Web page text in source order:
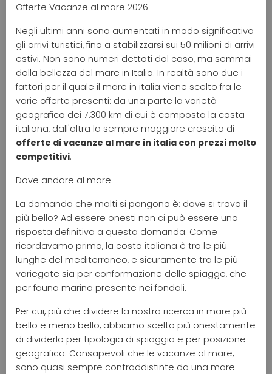
Offerte Vacanze al mare 2026
Negli ultimi anni sono aumentati in modo significativo
gli arrivi turistici, fino a stabilizzarsi sui 50 milioni di arrivi
estivi. Non sono numeri dettati dal caso, ma semmai
dalla bellezza del mare in Italia. In realtà sono due i
fattori per il quale il mare in italia viene scelto fra le
varie offerte presenti: da una parte la varietà
geografica dei 7.300 km di cui è composta la costa
italiana, dall'altra la sempre maggiore crescita di
offerte di vacanze al mare in italia con prezzi molto
competitivi.
Dove andare al mare
La domanda che molti si pongono è: dove si trova il
più bello? Ad essere onesti non ci può essere una
risposta definitiva a questa domanda. Come
ricordavamo prima, la costa italiana è tra le più
lunghe del mediterraneo, e sicuramente tra le più
variegate sia per conformazione delle spiagge, che
per fauna marina presente nei fondali.
Per cui, più che dividere la nostra ricerca in mare più
bello e meno bello, abbiamo scelto più onestamente
di dividerlo per tipologia di spiaggia e per posizione
geografica. Consapevoli che le vacanze al mare,
sono quasi sempre contraddistinte da una mare